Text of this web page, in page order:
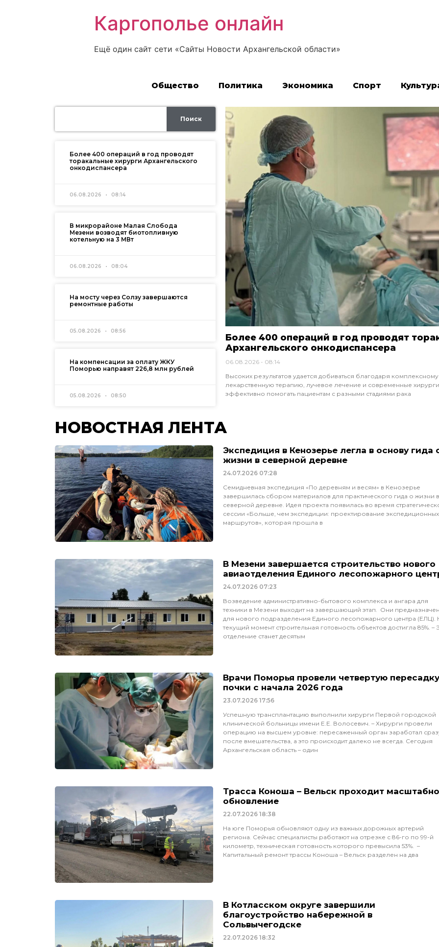
Каргополье онлайн
Ещё один сайт сети «Сайты Новости Архангельской области»
Общество Политика Экономика Спорт
Поиск
Более 400 операций в год проводят
торакальные хирурги Архангельского
онкодиспансера
06.08.2026 08:14
В микрорайоне Малая Слобода
Мезени возводят биотопливную
котельную на 3 МВт
06.08.2026 08:04
На мосту через Солзу завершаются
ремонтные работы
05.08.2026 08:56
На компенсации за оплату ЖКУ
Поморью направят 226,8 млн рублей
05.08.2026 08:50
Более 400 операций в год проводят
Архангельского онкодиспансера
06.08.2026
08:14
Высоких результатов удается добиваться благодаря
лекарственную терапию, лучевое лечение и современные
эффективно помогать пациентам с разными стадиями рака
НОВОСТНАЯ ЛЕНТА
Экспедиция в Кенозерье легла в основу гида
жизни в северной деревне
24.07.2026 07:28
Семидневная экспедиция «По деревням и весям» в Кенозерье
завершилась сбором материалов для практического гида о жизни в
северной деревне. Идея проекта появилась во время
сессии «Больше, чем экспедиции: проектирование экспедиционных
маршрутов», которая прошла в
В Мезени завершается строительство нового
авиаотделения Единого лесопожарного
24.07.2026 07:23
Возведение административно-бытового комплекса и ангара для
техники в Мезени выходит на завершающий этап. Они
для нового подразделения Единого лесопожарного центра (ЕЛЦ).
текущий момент строительная готовность объектов достигла 85%. –
отделение станет десятым
Врачи Поморья провели четвертую пересадку
почки с начала 2026 года
23.07.2026 17:56
Успешную трансплантацию выполнили хирурги Первой городской
клинической больницы имени Е.Е. Волосевич. – Хирурги провели
операцию на высшем уровне: пересаженный орган заработал
после вмешательства, а это происходит далеко не всегда. Сегодня
Архангельская область – один
Трасса Коноша – Вельск проходит
обновление
22.07.2026 18:38
На юге Поморья обновляют одну из важных дорожных артерий
региона. Сейчас специалисты работают на отрезке с 86-го по 99-й
километр, техническая готовность которого превысила 53%. –
Капитальный ремонт трассы Коноша – Вельск разделен на два
В Котласском округе завершили
благоустройство набережной в
Сольвычегодске
22.07.2026 18:32